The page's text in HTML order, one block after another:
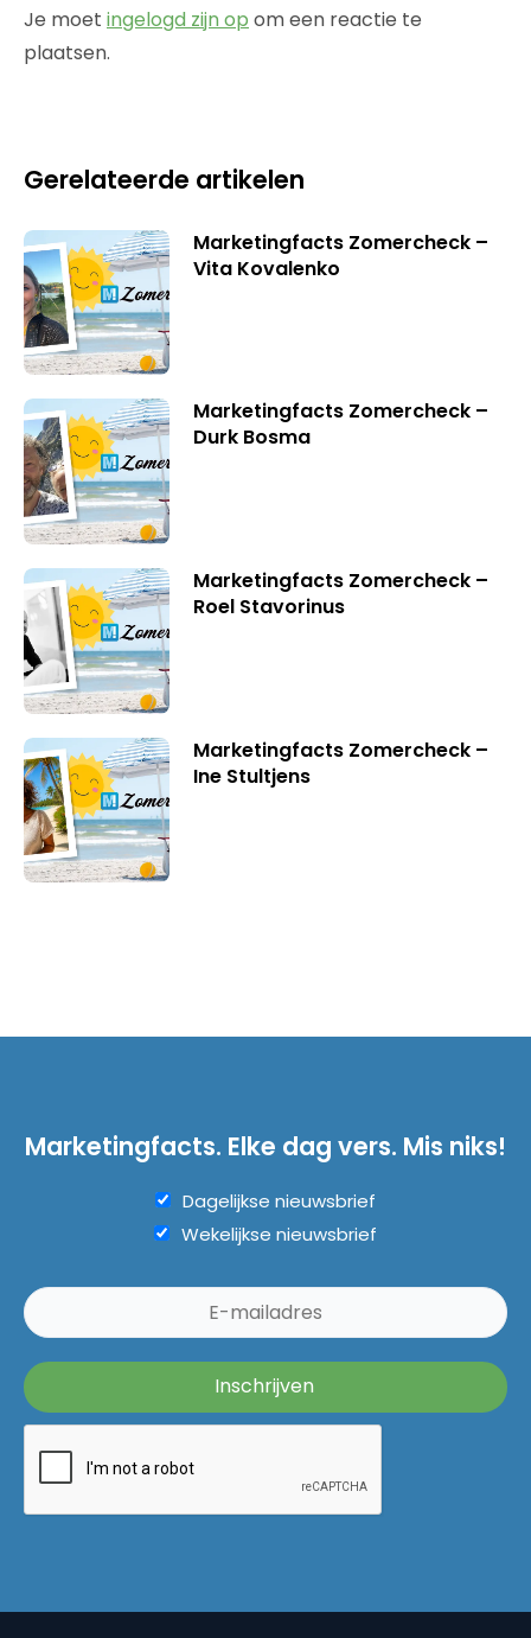
Je moet ingelogd zijn op om een reactie te
plaatsen.
Gerelateerde artikelen
Marketingfacts Zomercheck –
Vita Kovalenko
Marketingfacts Zomercheck –
Durk Bosma
Marketingfacts Zomercheck –
Roel Stavorinus
Marketingfacts Zomercheck –
Ine Stultjens
Marketingfacts. Elke dag vers. Mis niks!
Dagelijkse nieuwsbrief
Wekelijkse nieuwsbrief